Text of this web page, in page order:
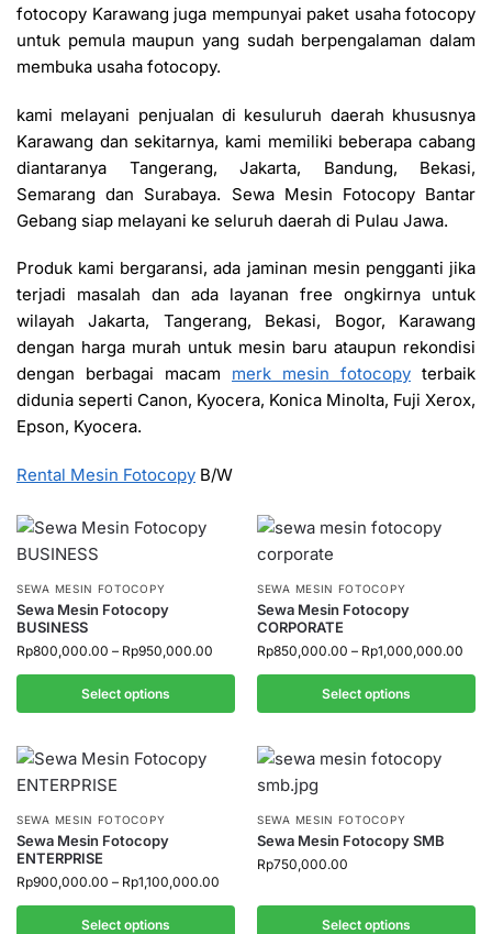
fotocopy Karawang juga mempunyai paket usaha fotocopy
untuk pemula maupun yang sudah berpengalaman dalam
membuka usaha fotocopy.
kami melayani penjualan di kesuluruh daerah khususnya
Karawang dan sekitarnya, kami memiliki beberapa cabang
diantaranya Tangerang, Jakarta, Bandung, Bekasi,
Semarang dan Surabaya. Sewa Mesin Fotocopy Bantar
Gebang siap melayani ke seluruh daerah di Pulau Jawa.
Produk kami bergaransi, ada jaminan mesin pengganti jika
terjadi masalah dan ada layanan free ongkirnya untuk
wilayah Jakarta, Tangerang, Bekasi, Bogor, Karawang
dengan harga murah untuk mesin baru ataupun rekondisi
dengan berbagai macam merk mesin fotocopy terbaik
didunia seperti Canon, Kyocera, Konica Minolta, Fuji Xerox,
Epson, Kyocera.
Rental Mesin Fotocopy B/W
SEWA MESIN FOTOCOPY
Sewa Mesin Fotocopy
BUSINESS
Rp800,000.00 – Rp950,000.00
Select options
SEWA MESIN FOTOCOPY
Sewa Mesin Fotocopy
CORPORATE
Rp850,000.00 – Rp1,000,000.00
Select options
SEWA MESIN FOTOCOPY
Sewa Mesin Fotocopy
ENTERPRISE
Rp900,000.00 – Rp1,100,000.00
Select options
SEWA MESIN FOTOCOPY
Sewa Mesin Fotocopy SMB
Rp750,000.00
Select options